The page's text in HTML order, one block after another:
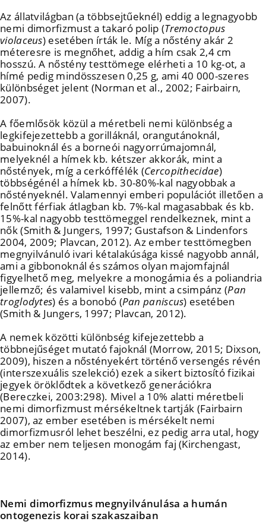
Az állatvilágban (a többsejtűeknél) eddig a legnagyobb
nemi dimorfizmust a takaró polip (Tremoctopus
violaceus) esetében írták le. Míg a nőstény akár 2
méteresre is megnőhet, addig a hím csak 2,4 cm
hosszú. A nőstény testtömege elérheti a 10 kg-ot, a
hímé pedig mindösszesen 0,25 g, ami 40 000-szeres
különbséget jelent (Norman et al., 2002; Fairbairn,
2007).
A főemlősök közül a méretbeli nemi különbség a
legkifejezettebb a gorilláknál, orangutánoknál,
babuinoknál és a borneói nagyorrúmajomnál,
melyeknél a hímek kb. kétszer akkorák, mint a
nőstények, míg a cerkóffélék (Cercopithecidae)
többségénél a hímek kb. 30-80%-kal nagyobbak a
nőstényeknél. Valamennyi emberi populációt illetően a
felnőtt férfiak átlagban kb. 7%-kal magasabbak és kb.
15%-kal nagyobb testtömeggel rendelkeznek, mint a
nők (Smith & Jungers, 1997; Gustafson & Lindenfors
2004, 2009; Plavcan, 2012). Az ember testtömegben
megnyilvánuló ivari kétalakúsága kissé nagyobb annál,
ami a gibbonoknál és számos olyan majomfajnál
figyelhető meg, melyekre a monogámia és a poliandria
jellemző; és valamivel kisebb, mint a csimpánz (Pan
troglodytes) és a bonobó (Pan paniscus) esetében
(Smith & Jungers, 1997; Plavcan, 2012).
A nemek közötti különbség kifejezettebb a
többnejűséget mutató fajoknál (Morrow, 2015; Dixson,
2009), hiszen a nőstényekért történő versengés révén
(interszexuális szelekció) ezek a sikert biztosító fizikai
jegyek öröklődtek a következő generációkra
(Bereczkei, 2003:298). Mivel a 10% alatti méretbeli
nemi dimorfizmust mérsékeltnek tartják (Fairbairn
2007), az ember esetében is mérsékelt nemi
dimorfizmusról lehet beszélni, ez pedig arra utal, hogy
az ember nem teljesen monogám faj (Kirchengast,
2014).
Nemi dimorfizmus megnyilvánulása a humán
ontogenezis korai szakaszaiban